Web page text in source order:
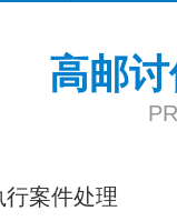
高邮
行案件处理